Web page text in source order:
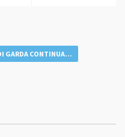
GARDA CONTINUA...